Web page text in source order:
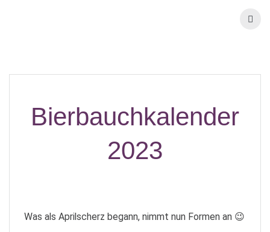
Bierbauchkalender
2023
Was als Aprilscherz begann, nimmt nun Formen an 😉